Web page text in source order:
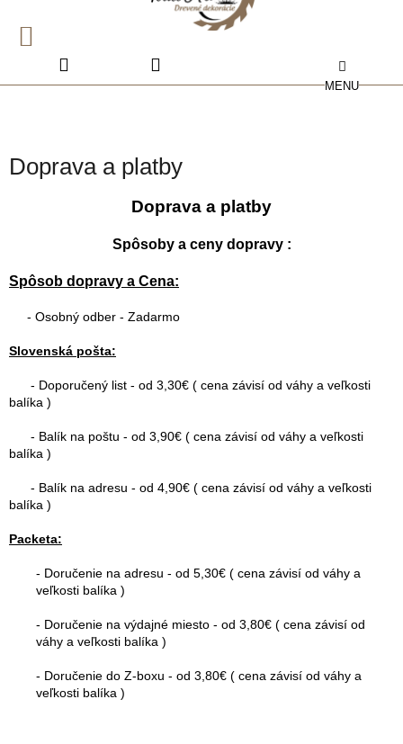
NÁKUPNÝ
Doprava a platby
Doprava a platby
Spôsoby a ceny dopravy :
Spôsob dopravy a Cena:
- Osobný odber - Zadarmo
Slovenská pošta:
- Doporučený list - od 3,30€ ( cena závisí od váhy a veľkosti
balíka )
- Balík na poštu - od 3,90€ ( cena závisí od váhy a veľkosti
balíka )
- Balík na adresu - od 4,90€ ( cena závisí od váhy a veľkosti
balíka )
Packeta:
- Doručenie na adresu - od 5,30€ ( cena závisí od váhy a
veľkosti balíka )
- Doručenie na výdajné miesto - od 3,80€ ( cena závisí od
váhy a veľkosti balíka )
- Doručenie do Z-boxu - od 3,80€ ( cena závisí od váhy a
veľkosti balíka )